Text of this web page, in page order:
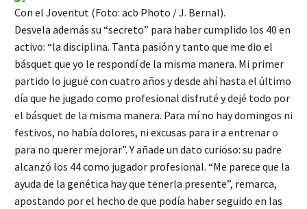
Con el Joventut (Foto: acb Photo / J. Bernal).
Desvela además su “secreto” para haber cumplido los 40 en
activo: “la disciplina. Tanta pasión y tanto que me dio el
básquet que yo le respondí de la misma manera. Mi primer
partido lo jugué con cuatro años y desde ahí hasta el último
día que he jugado como profesional disfruté y dejé todo por
el básquet de la misma manera. Para mí no hay domingos ni
festivos, no había dolores, ni excusas para ir a entrenar o
para no querer mejorar”. Y añade un dato curioso: su padre
alcanzó los 44 como jugador profesional. “Me parece que la
ayuda de la genética hay que tenerla presente”, remarca,
apostando por el hecho de que podía haber seguido en las